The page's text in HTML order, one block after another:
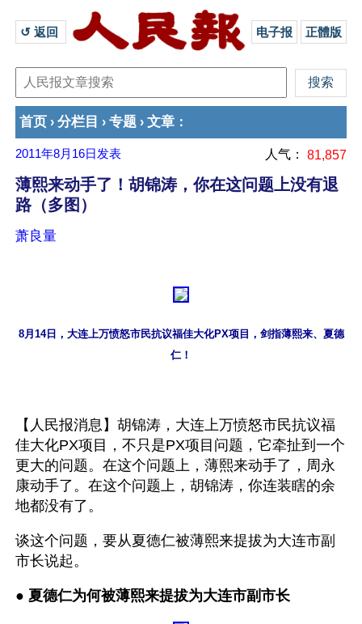
↺ 返回 电子报 正體版
首页 › 分栏目 › 专题 › 文章 ：
2011年8月16日 发表 人气： 81,857
薄熙来动手了！胡锦涛，你在这问题上没有退
路（多图）
萧良量
8月14日，大连上万愤怒市民抗议福佳大化PX项目，剑指薄熙来、夏德
仁！
【人民报消息】胡锦涛，大连上万愤怒市民抗议福
佳大化PX项目，不只是PX项目问题，它牵扯到一个
更大的问题。在这个问题上，薄熙来动手了，周永
康动手了。在这个问题上，胡锦涛，你连装瞎的余
地都没有了。
谈这个问题，要从夏德仁被薄熙来提拔为大连市副
市长说起。
● 夏德仁为何被薄熙来提拔为大连市副市长